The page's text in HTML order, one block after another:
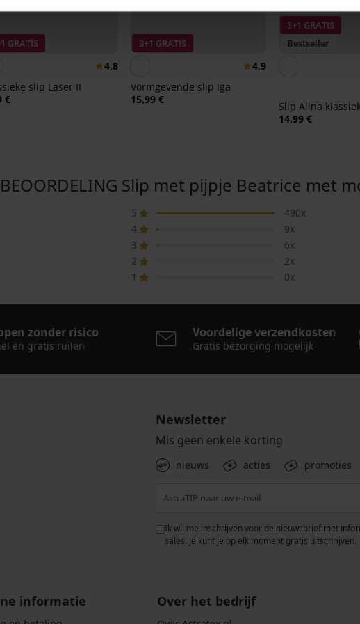
GRATIS
4,8
slip Laser II
€
3+1 GRATIS
4,9
Vormgevende slip Iga
15,99 €
3+1 GRATIS
Bestseller
Slip Alina
14,99 €
Slip met pijpje Beatrice met
5
490x
4
9x
3
6x
2
2x
1
0x
zonder risico
en gratis ruilen
Voordelige verzendkosten
Gratis bezorging mogelijk
Newsletter
Mis geen enkele korting
nieuws acties promoties
Ik wil me inschrijven voor de nieuwsbrief met
sales. Je kunt je op elk moment gratis uitschrijven.
informatie Over het bedrijf